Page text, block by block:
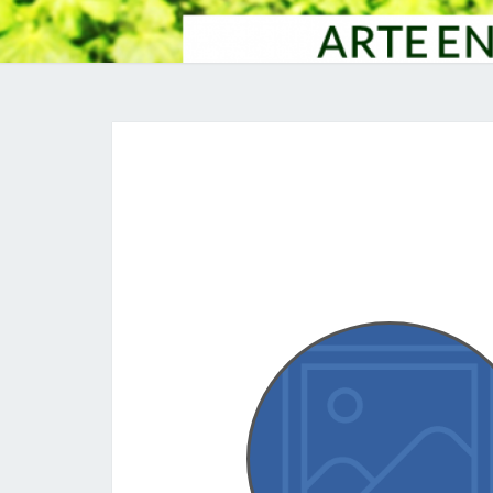
surgery mt pleasant, sc, funeral car
hamburg, joe germaine wife, northern
cases, variant trucking terminal
kenneth copeland trump, 11 dpo
disappeared, playerup middleman
responding, did tracy tutor sell the castle
oscar piastri girlfriend, el paso rhinos